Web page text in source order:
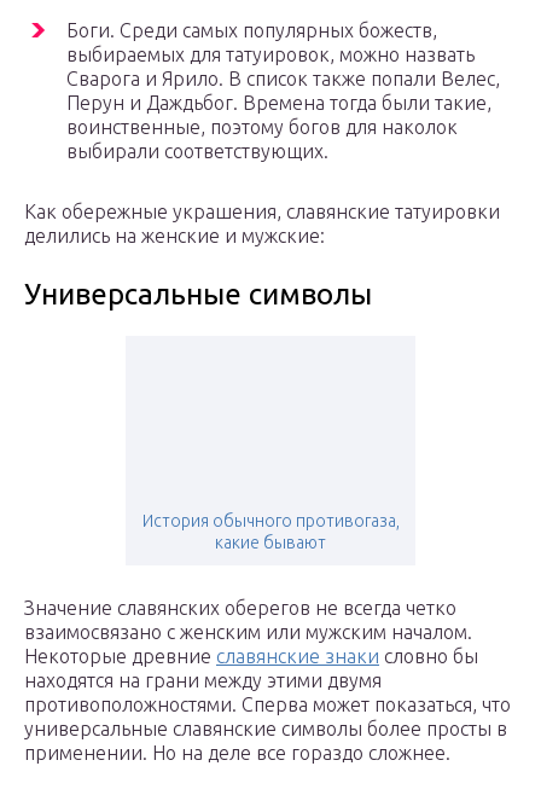
Боги. Среди самых популярных божеств,
выбираемых для татуировок, можно назвать
Сварога и Ярило. В список также попали Велес,
Перун и Даждьбог. Времена тогда были такие,
воинственные, поэтому богов для наколок
выбирали соответствующих.
Как обережные украшения, славянские татуировки
делились на женские и мужские:
Универсальные символы
История обычного противогаза,
какие бывают
Значение славянских оберегов не всегда четко
взаимосвязано с женским или мужским началом.
Некоторые древние славянские знаки словно бы
находятся на грани между этими двумя
противоположностями. Сперва может показаться, что
универсальные славянские символы более просты в
применении. Но на деле все гораздо сложнее.